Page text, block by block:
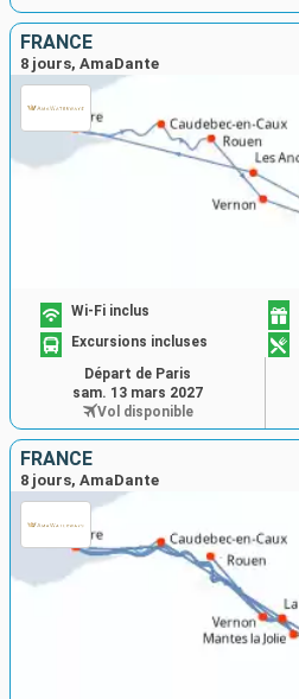
FRANCE
8 jours, AmaDante
Wi-Fi inclus
Excursions incluses
Départ de Paris
sam. 13 mars 2027
Vol disponible
FRANCE
8 jours, AmaDante